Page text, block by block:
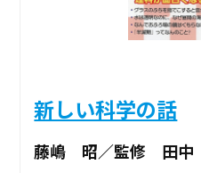
新しい科学の話
藤嶋 昭／監修 田中